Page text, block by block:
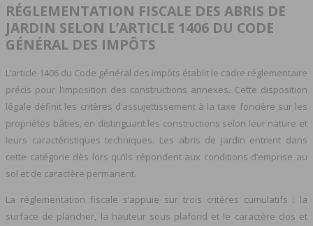
RÉGLEMENTATION FISCALE DES ABRIS DE
JARDIN SELON L’ARTICLE 1406 DU CODE
GÉNÉRAL DES IMPÔTS
L’article 1406 du Code général des impôts établit le cadre réglementaire
précis pour l’imposition des constructions annexes. Cette disposition
légale définit les critères d’assujettissement à la taxe foncière sur les
propriétés bâties, en distinguant les constructions selon leur nature et
leurs caractéristiques techniques. Les abris de jardin entrent dans
cette catégorie dès lors qu’ils répondent aux conditions d’emprise au
sol et de caractère permanent.
La réglementation fiscale s’appuie sur trois critères cumulatifs : la
surface de plancher, la hauteur sous plafond et le caractère clos et